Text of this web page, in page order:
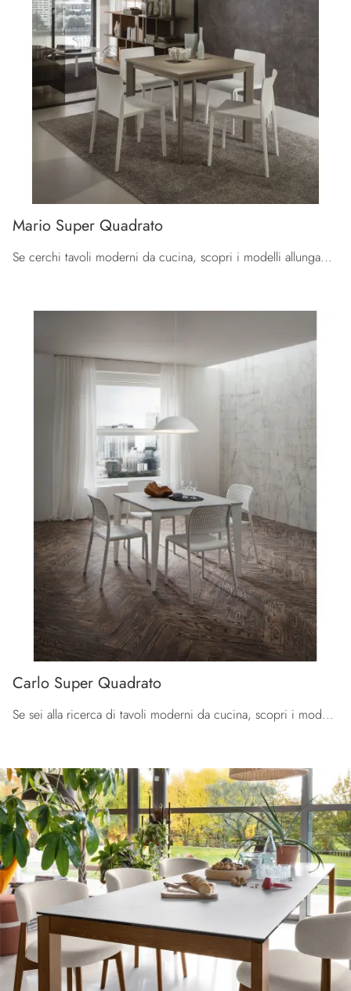
Mario Super Quadrato
Se cerchi tavoli moderni da cucina, scopri i modelli allungabili di La Primavera: clicca e scopri il modello Mario Super Quadrato in HPL.
Carlo Super Quadrato
Se sei alla ricerca di tavoli moderni da cucina, scopri i modelli allungabili di La Primavera: clicca e scopri il modello Carlo Super Quadrato in HPL.